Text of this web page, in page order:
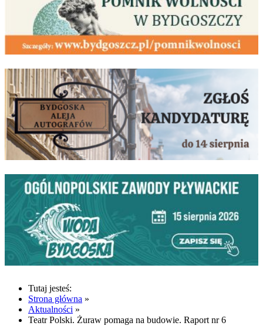
Tutaj jesteś:
Strona główna »
Aktualności »
Teatr Polski. Żuraw pomaga na budowie. Raport nr 6